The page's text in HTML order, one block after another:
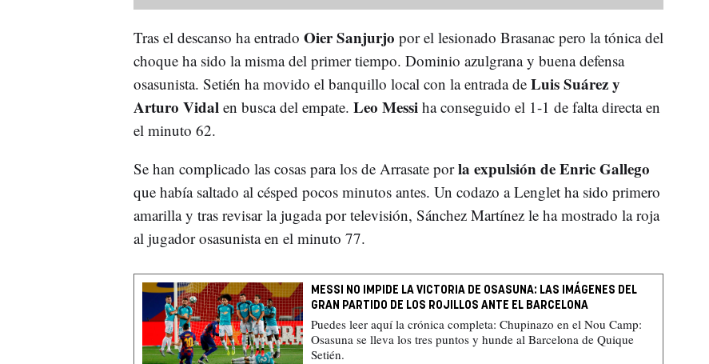
Tras el descanso ha entrado Oier Sanjurjo por el lesionado Brasanac pero la tónica del
choque ha sido la misma del primer tiempo. Dominio azulgrana y buena defensa
osasunista. Setién ha movido el banquillo local con la entrada de Luis Suárez y
Arturo Vidal en busca del empate. Leo Messi ha conseguido el 1-1 de falta directa en
el minuto 62.
Se han complicado las cosas para los de Arrasate porla expulsión de Enric Gallego
que había saltado al césped pocos minutos antes. Un codazo a Lenglet ha sido primero
amarilla y tras revisar la jugada por televisión, Sánchez Martínez le ha mostrado la roja
al jugador osasunista en el minuto 77.
MESSI NO IMPIDE LA VICTORIA DE OSASUNA: LAS IMÁGENES DEL
GRAN PARTIDO DE LOS ROJILLOS ANTE EL BARCELONA
Puedes leer aquí la crónica completa: Chupinazo en el Nou Camp:
Osasuna se lleva los tres puntos y hunde al Barcelona de Quique
Setién.